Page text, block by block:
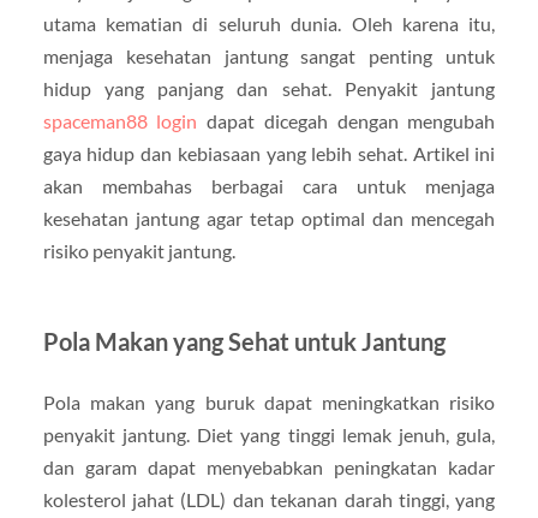
utama kematian di seluruh dunia. Oleh karena itu,
menjaga kesehatan jantung sangat penting untuk
hidup yang panjang dan sehat. Penyakit jantung
spaceman88 login dapat dicegah dengan mengubah
gaya hidup dan kebiasaan yang lebih sehat. Artikel ini
akan membahas berbagai cara untuk menjaga
kesehatan jantung agar tetap optimal dan mencegah
risiko penyakit jantung.
Pola Makan yang Sehat untuk Jantung
Pola makan yang buruk dapat meningkatkan risiko
penyakit jantung. Diet yang tinggi lemak jenuh, gula,
dan garam dapat menyebabkan peningkatan kadar
kolesterol jahat (LDL) dan tekanan darah tinggi, yang